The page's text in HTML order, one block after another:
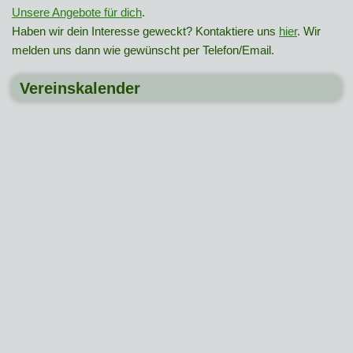
Unsere Angebote für dich.
Haben wir dein Interesse geweckt? Kontaktiere uns hier. Wir
melden uns dann wie gewünscht per Telefon/Email.
Vereinskalender